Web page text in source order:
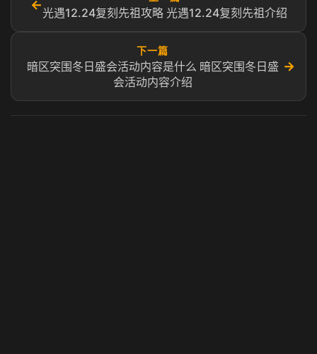
←
光遇12.24复刻先祖攻略 光遇12.24复刻先祖介绍
下一篇
暗区突围冬日盛会活动内容是什么 暗区突围冬日盛
会活动内容介绍
→